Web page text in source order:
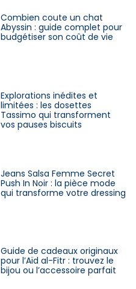
Combien coute un chat
Abyssin : guide complet pour
budgétiser son coût de vie
Explorations inédites et
limitées : les dosettes
Tassimo qui transforment
vos pauses biscuits
Jeans Salsa Femme Secret
Push In Noir : la pièce mode
qui transforme votre dressing
Guide de cadeaux originaux
pour l’Aïd al-Fitr : trouvez le
bijou ou l’accessoire parfait